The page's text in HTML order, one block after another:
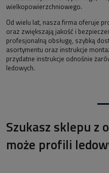
wielkopowierzchniowego.
Od wielu lat, nasza firma oferuje
oraz zwiększają jakość i
profesjonalną obsługę, szybką
asortymentu oraz instrukcje
przydatne instrukcje odnośnie
ledowych.
Szukasz sklepu z
może profili